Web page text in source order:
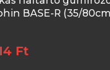
BASE-R (35/
Ft